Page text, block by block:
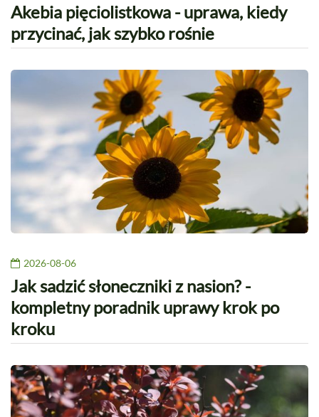
Akebia pięciolistkowa - uprawa, kiedy
przycinać, jak szybko rośnie
2026-08-06
Jak sadzić słoneczniki z nasion? -
kompletny poradnik uprawy krok po
kroku